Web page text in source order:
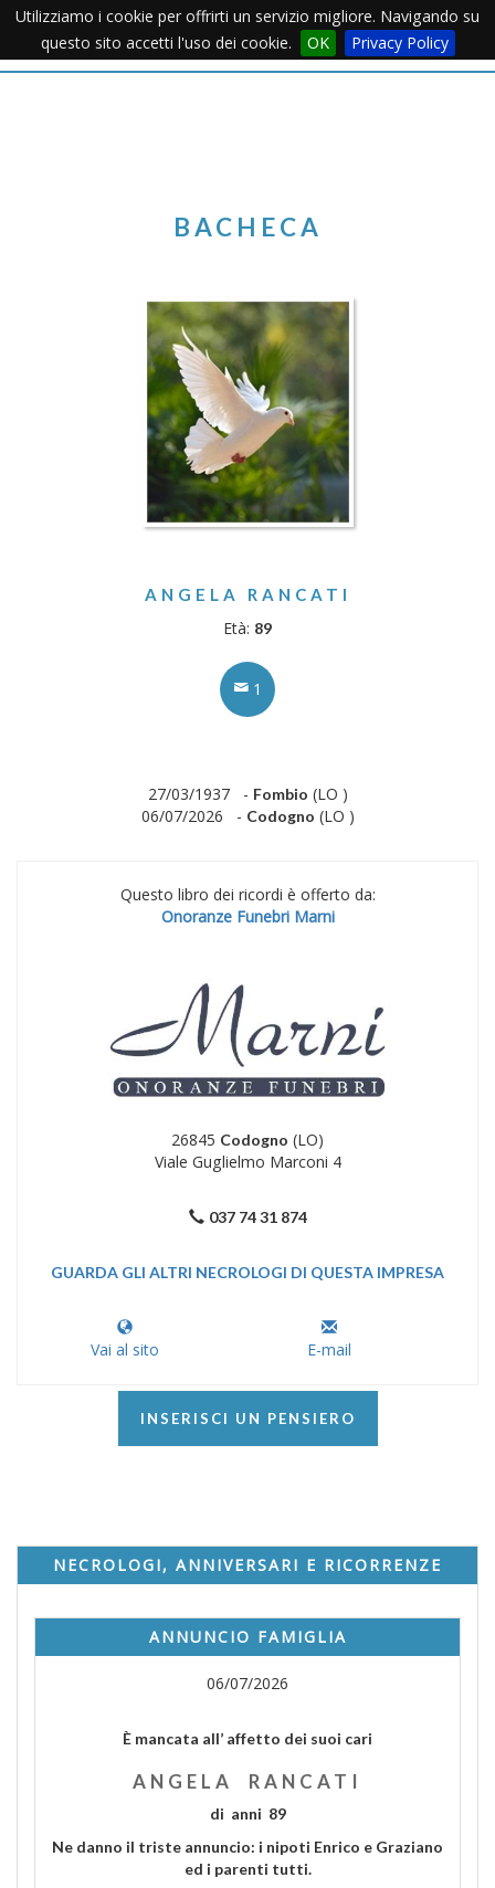
Utilizziamo i cookie per offrirti un servizio migliore. Navigando su
questo sito accetti l'uso dei cookie.
OK Privacy PolicyMenu
BACHECA
ANGELA RANCATI
Età: 89
1
27/03/1937 - Fombio (LO )
06/07/2026 - Codogno (LO )
Questo libro dei ricordi è offerto da:
Onoranze Funebri Marni
26845 Codogno (LO)
Viale Guglielmo Marconi 4
037 74 31 874
GUARDA GLI ALTRI NECROLOGI DI QUESTA IMPRESA
Vai al sito E-mail
INSERISCI UN PENSIERO
NECROLOGI, ANNIVERSARI E RICORRENZE
ANNUNCIO FAMIGLIA
06/07/2026
È mancata all’ affetto dei suoi cari
ANGELA RANCATI
di anni 89
Ne danno il triste annuncio: i nipoti Enrico e Graziano
ed i parenti tutti.